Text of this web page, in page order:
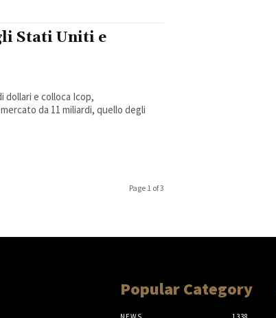
Stati Uniti e
dollari e colloca Icop,
da 11 miliardi, quello degli
Page 1 of 3
Popular Category